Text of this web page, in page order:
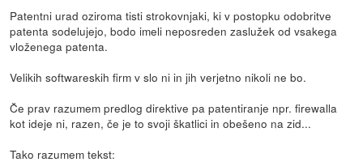
Patentni urad oziroma tisti strokovnjaki, ki v postopku odobritve
patenta sodelujejo, bodo imeli neposreden zaslužek od vsakega
vloženega patenta.
Velikih softwareskih firm v slo ni in jih verjetno nikoli ne bo.
Če prav razumem predlog direktive pa patentiranje npr. firewalla
kot ideje ni, razen, če je to svoji škatlici in obešeno na zid...
Tako razumem tekst: